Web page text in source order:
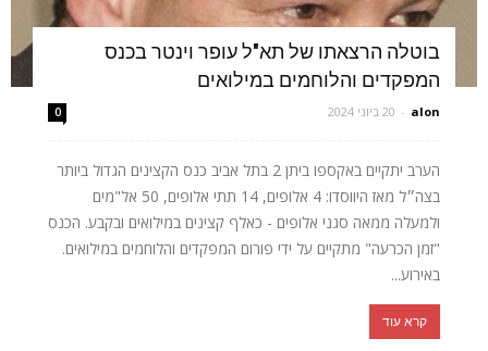
בוטלה הרצאתו של תא"ל עופר וינטר בכנס
המפקדים והלוחמים במילואים
alon
- 20 ביוני 2024 0
הערב יתקיים באקספו ביתן 2 בתל אביב כנס הקצינים הגדול ביותר
בצה״ל מאז היווסדו: 4 אלופים, 14 תתי אלופים, 50 אל"מים
ולמעלה ממאה סגני אלופים - כאלף קצינים במילואים ובקבע. הכנס
"זמן הכרעה" מתקיים על ידי פורום המפקדים והלוחמים במילואים.
באירוע...
קרא עוד